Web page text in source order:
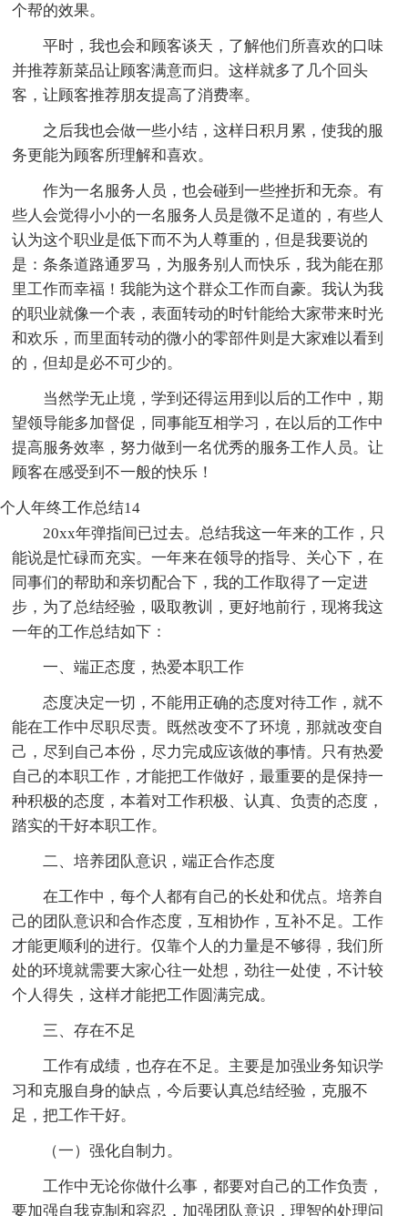
个帮的效果。
平时，我也会和顾客谈天，了解他们所喜欢的口味
并推荐新菜品让顾客满意而归。这样就多了几个回头
客，让顾客推荐朋友提高了消费率。
之后我也会做一些小结，这样日积月累，使我的服
务更能为顾客所理解和喜欢。
作为一名服务人员，也会碰到一些挫折和无奈。有
些人会觉得小小的一名服务人员是微不足道的，有些人
认为这个职业是低下而不为人尊重的，但是我要说的
是：条条道路通罗马，为服务别人而快乐，我为能在那
里工作而幸福！我能为这个群众工作而自豪。我认为我
的职业就像一个表，表面转动的时针能给大家带来时光
和欢乐，而里面转动的微小的零部件则是大家难以看到
的，但却是必不可少的。
当然学无止境，学到还得运用到以后的工作中，期
望领导能多加督促，同事能互相学习，在以后的工作中
提高服务效率，努力做到一名优秀的服务工作人员。让
顾客在感受到不一般的快乐！
个人年终工作总结14
20xx年弹指间已过去。总结我这一年来的工作，只
能说是忙碌而充实。一年来在领导的指导、关心下，在
同事们的帮助和亲切配合下，我的工作取得了一定进
步，为了总结经验，吸取教训，更好地前行，现将我这
一年的工作总结如下：
一、端正态度，热爱本职工作
态度决定一切，不能用正确的态度对待工作，就不
能在工作中尽职尽责。既然改变不了环境，那就改变自
己，尽到自己本份，尽力完成应该做的事情。只有热爱
自己的本职工作，才能把工作做好，最重要的是保持一
种积极的态度，本着对工作积极、认真、负责的态度，
踏实的干好本职工作。
二、培养团队意识，端正合作态度
在工作中，每个人都有自己的长处和优点。培养自
己的团队意识和合作态度，互相协作，互补不足。工作
才能更顺利的进行。仅靠个人的力量是不够得，我们所
处的环境就需要大家心往一处想，劲往一处使，不计较
个人得失，这样才能把工作圆满完成。
三、存在不足
工作有成绩，也存在不足。主要是加强业务知识学
习和克服自身的缺点，今后要认真总结经验，克服不
足，把工作干好。
（一）强化自制力。
工作中无论你做什么事，都要对自己的工作负责，
要加强自我克制和容忍，加强团队意识，理智的处理问